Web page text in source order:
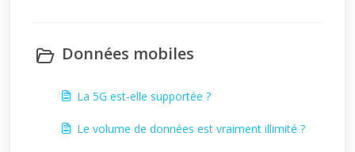
Données mobiles
La 5G est-elle supportée ?
Le volume de données est vraiment illimité ?